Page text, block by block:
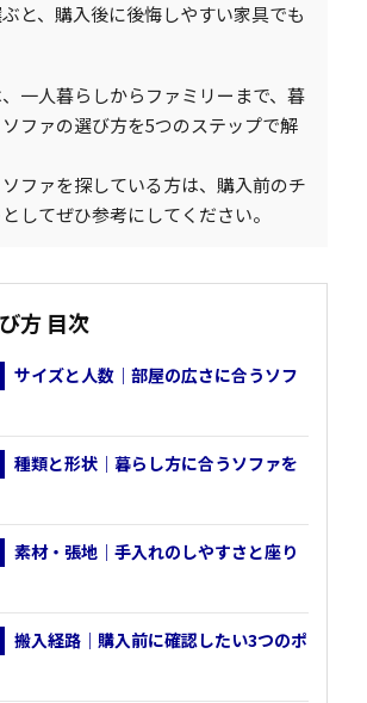
と、購入後に後悔しやすい家具でも
一人暮らしからファミリーまで、暮
ファの選び方を5つのステップで解
ファを探している方は、購入前のチ
してぜひ参考にしてください。
方 目次
サイズと人数｜部屋の広さに合うソフ
種類と形状｜暮らし方に合うソファを
素材・張地｜手入れのしやすさと座り
搬入経路｜購入前に確認したい3つのポ